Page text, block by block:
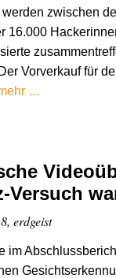
zwischen
16.000
Vorverkauf für
…
Versuch
erdgeist
im